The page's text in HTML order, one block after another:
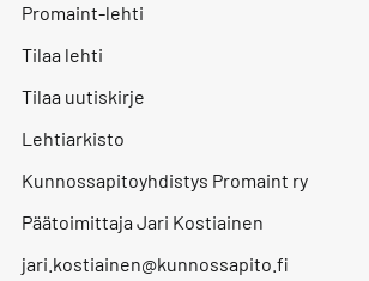
Promaint-lehti
Tilaa lehti
Tilaa uutiskirje
Lehtiarkisto
Kunnossapitoyhdistys Promaint ry
Päätoimittaja Jari Kostiainen
jari.kostiainen@kunnossapito.fi